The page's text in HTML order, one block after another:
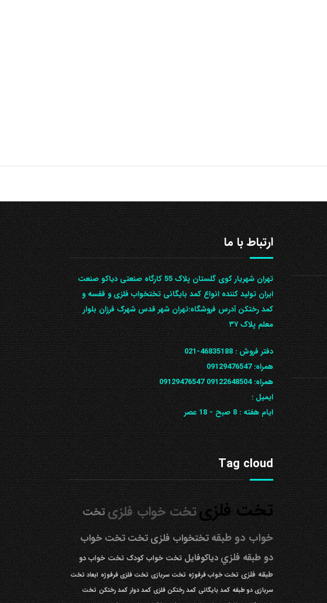
ارتباط با ما
تهران شهریار کوی گلستان پلاک 55 کارگاه صنعتی دیاکو صنعت
ایران تولید کننده انواع کمد بایگانی تختخواب فلزی و قفسه و
کمد رختکن آدرس ف‍روشگاه:تهران شهر قدس شهرک فرزان بلوار
معلم پلاک ۳۷
دفتر فروش :46835188-021
همراه:09129476547
همراه: 09122648504
09129476547
ایمیل :
ایام هفته :8 صبح - 18 عصر
Tag cloud
تخت فلزیتخت خواب فلزیتخت
خواب دو طبقهتختخواب فلزیتختتخت خواب
دو طبقه فلزيدیاکوفایل تخت خواب کودک تخت خواب دو
طبقه فلزی تخت خواب فرفوژه تخت سربازی تخت فلزی فرفوژه ابعاد تخت
سربازی دو طبقه کمد بایگانی کمد رختکن فلزی کمد دوار کمد رختکن تخت